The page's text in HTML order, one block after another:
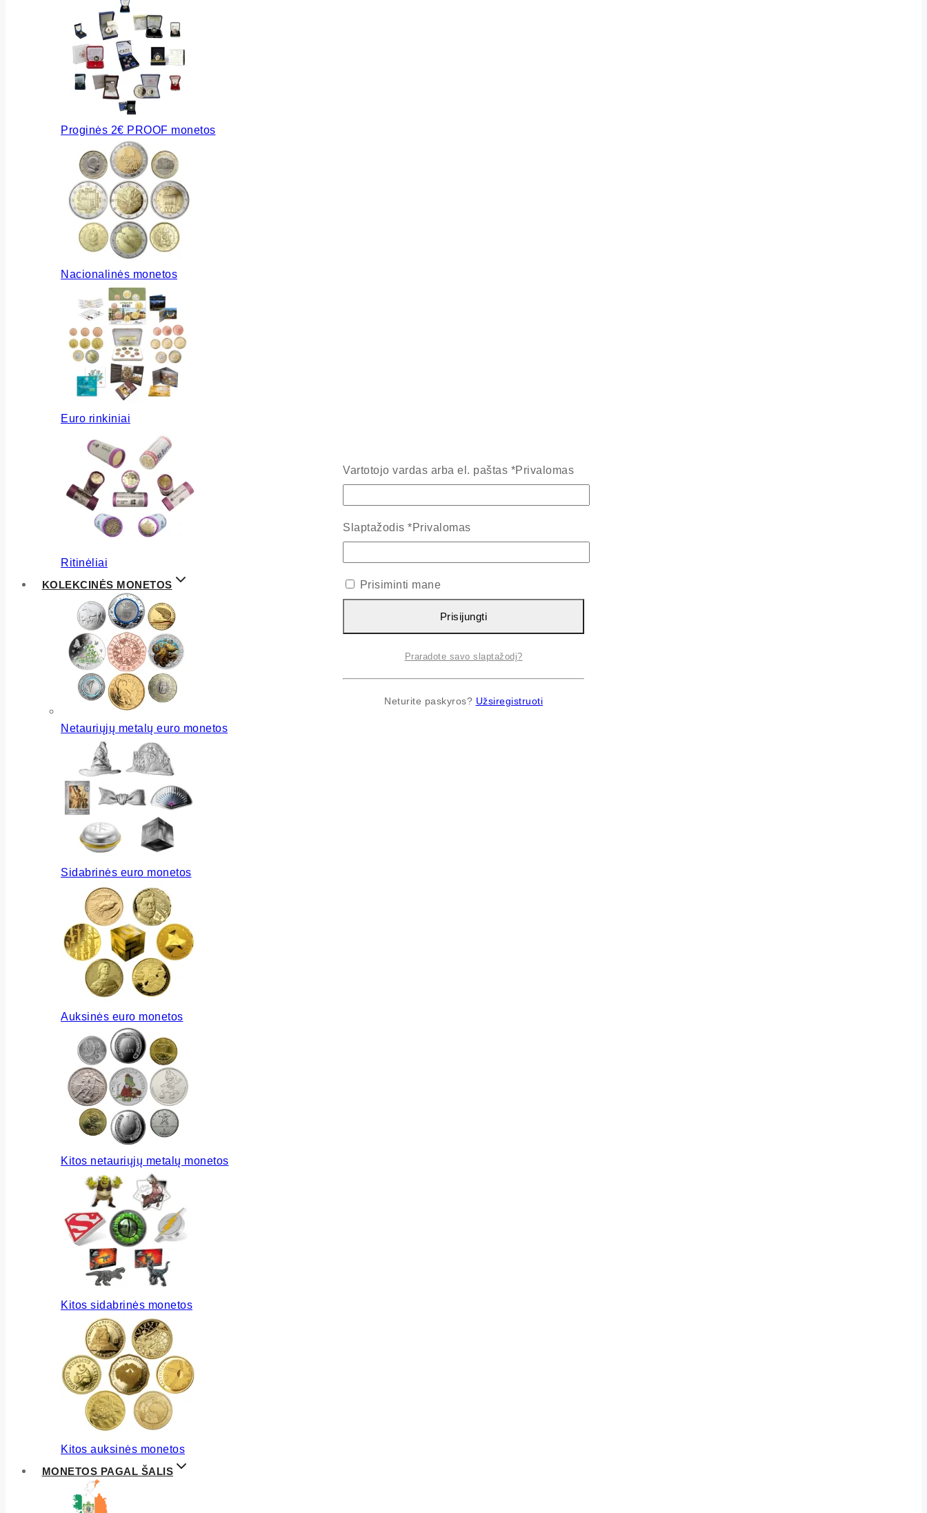
Proginės 2€ PROOF monetos
Nacionalinės monetos
Euro rinkiniai
Ritinėliai
KOLEKCINĖS MONETOS
Netauriųjų metalų euro monetos
Sidabrinės euro monetos
Auksinės euro monetos
Kitos netauriųjų metalų monetos
Kitos sidabrinės monetos
Kitos auksinės monetos
MONETOS PAGAL ŠALIS
Vartotojo vardas arba el. paštas *Privalomas
Slaptažodis *Privalomas
Prisiminti mane
Prisijungti
Praradote savo slaptažodį?
Neturite paskyros? Užsiregistruoti